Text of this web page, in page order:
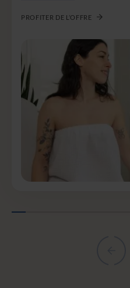
PROFITER DE L’OFFRE